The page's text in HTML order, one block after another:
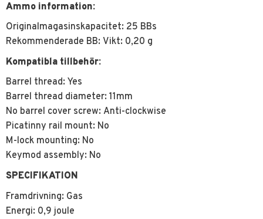
Ammo information:
Originalmagasinskapacitet: 25 BBs
Rekommenderade BB: Vikt: 0,20 g
Kompatibla tillbehör:
Barrel thread: Yes
Barrel thread diameter: 11mm
No barrel cover screw: Anti-clockwise
Picatinny rail mount: No
M-lock mounting: No
Keymod assembly: No
SPECIFIKATION
Framdrivning: Gas
Energi: 0,9 joule